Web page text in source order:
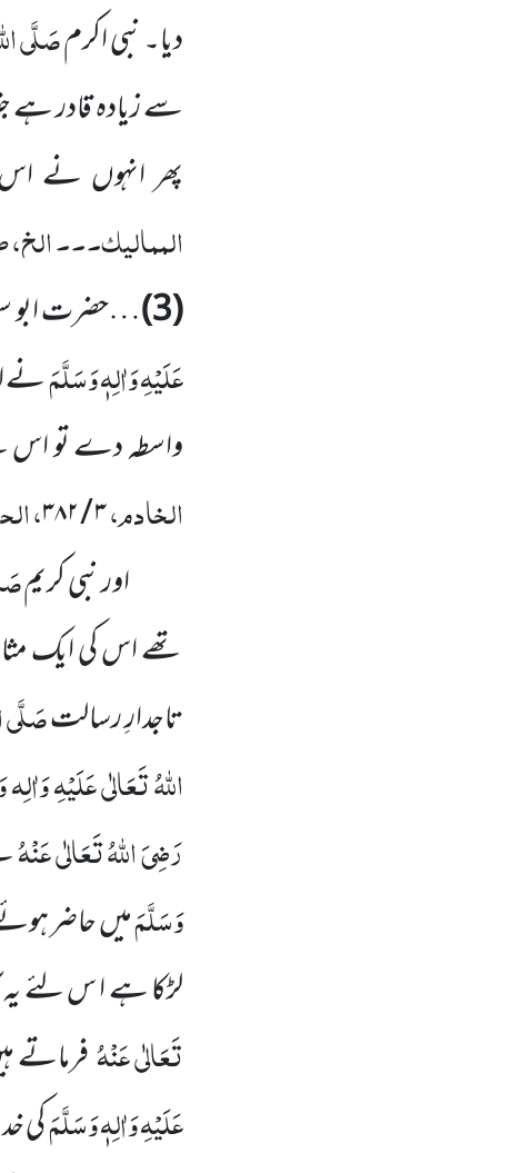
دیا۔ نبی اکرمصَلَّی
سے زیادہ قادر ہے
پھر انہوں نے اس
الممالیک۔۔۔
(3) …حضرت ابو
عَلَیْہِ وَاٰلِہٖ وَسَلَّمَنے
واسطہ دے تو اس
الخادم،۳ / ۳۸۲ ،
اور نبی کریم
تھے اس کی ایک
تاجدارِ رسالتصَلَّی
اللہُ تَعَالٰی عَلَیْہِ
رَضِیَ اللہُ تَعَالٰی عَنْہُ
وَسَلَّمَمیں حاضر
لڑکا ہے ا س
تَعَالٰی عَنْہُفرماتے
عَلَیْہِ وَاٰلِہٖ وَسَلَّمَکی